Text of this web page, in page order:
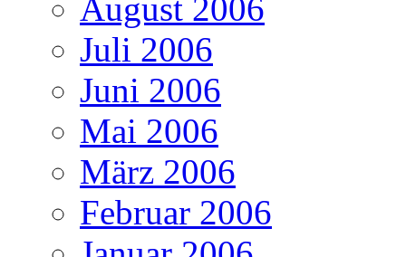
August 2006
Juli 2006
Juni 2006
Mai 2006
März 2006
Februar 2006